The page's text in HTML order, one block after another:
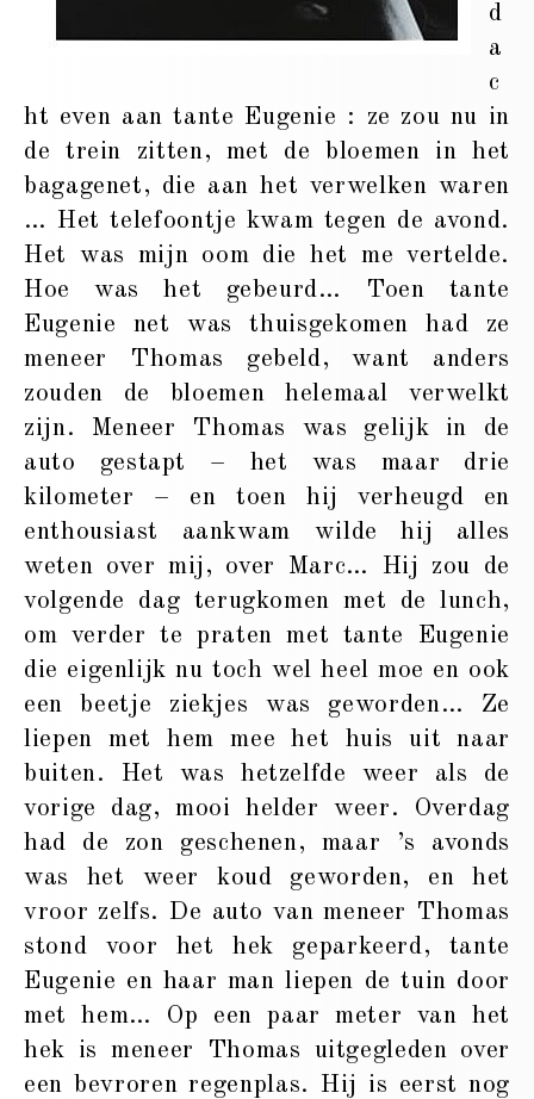
d
a
c
ht even aan tante Eugenie : ze zou nu in
de trein zitten, met de bloemen in het
bagagenet, die aan het verwelken waren
… Het telefoontje kwam tegen de avond.
Het was mijn oom die het me vertelde.
Hoe was het gebeurd… Toen tante
Eugenie net was thuisgekomen had ze
meneer Thomas gebeld, want anders
zouden de bloemen helemaal verwelkt
zijn. Meneer Thomas was gelijk in de
auto gestapt – het was maar drie
kilometer – en toen hij verheugd en
enthousiast aankwam wilde hij alles
weten over mij, over Marc… Hij zou de
volgende dag terugkomen met de lunch,
om verder te praten met tante Eugenie
die eigenlijk nu toch wel heel moe en ook
een beetje ziekjes was geworden… Ze
liepen met hem mee het huis uit naar
buiten. Het was hetzelfde weer als de
vorige dag, mooi helder weer. Overdag
had de zon geschenen, maar ’s avonds
was het weer koud geworden, en het
vroor zelfs. De auto van meneer Thomas
stond voor het hek geparkeerd, tante
Eugenie en haar man liepen de tuin door
met hem… Op een paar meter van het
hek is meneer Thomas uitgegleden over
een bevroren regenplas. Hij is eerst nog